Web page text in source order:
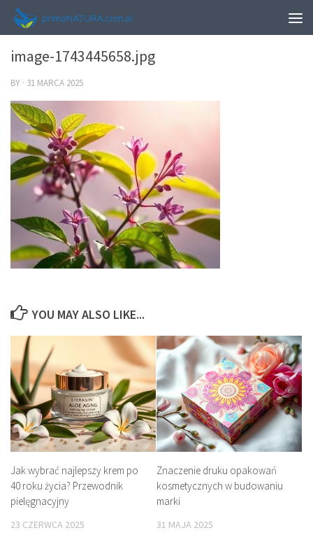
0
image-1743445658.jpg
BY · 31 MARCA 2025
YOU MAY ALSO LIKE...
Jak wybrać najlepszy krem po
40 roku życia? Przewodnik
pielęgnacyjny
23 CZERWCA 2025
Znaczenie druku opakowań
kosmetycznych w budowaniu
marki
31 MAJA 2025